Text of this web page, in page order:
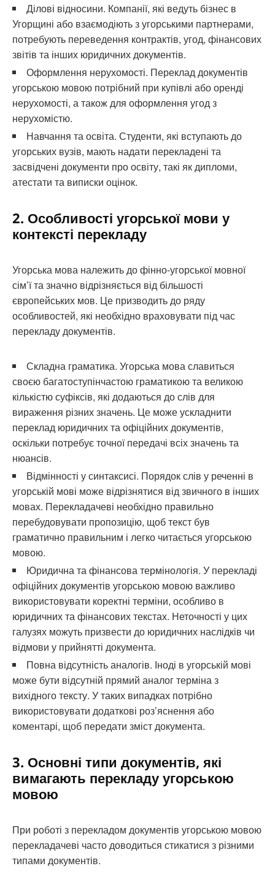
Ділові відносини. Компанії, які ведуть бізнес в
Угорщині або взаємодіють з угорськими партнерами,
потребують переведення контрактів, угод, фінансових
звітів та інших юридичних документів.
Оформлення нерухомості. Переклад документів
угорською мовою потрібний при купівлі або оренді
нерухомості, а також для оформлення угод з
нерухомістю.
Навчання та освіта. Студенти, які вступають до
угорських вузів, мають надати перекладені та
засвідчені документи про освіту, такі як дипломи,
атестати та виписки оцінок.
2. Особливості угорської мови у
контексті перекладу
Угорська мова належить до фінно-угорської мовної
сім’ї та значно відрізняється від більшості
європейських мов. Це призводить до ряду
особливостей, які необхідно враховувати під час
перекладу документів.
Складна граматика. Угорська мова славиться
своєю багатоступінчастою граматикою та великою
кількістю суфіксів, які додаються до слів для
вираження різних значень. Це може ускладнити
переклад юридичних та офіційних документів,
оскільки потребує точної передачі всіх значень та
нюансів.
Відмінності у синтаксисі. Порядок слів у реченні в
угорській мові може відрізнятися від звичного в інших
мовах. Перекладачеві необхідно правильно
перебудовувати пропозицію, щоб текст був
граматично правильним і легко читається угорською
мовою.
Юридична та фінансова термінологія. У перекладі
офіційних документів угорською мовою важливо
використовувати коректні терміни, особливо в
юридичних та фінансових текстах. Неточності у цих
галузях можуть призвести до юридичних наслідків чи
відмови у прийнятті документа.
Повна відсутність аналогів. Іноді в угорській мові
може бути відсутній прямий аналог терміна з
вихідного тексту. У таких випадках потрібно
використовувати додаткові роз’яснення або
коментарі, щоб передати зміст документа.
3. Основні типи документів, які
вимагають перекладу угорською
мовою
При роботі з перекладом документів угорською мовою
перекладачеві часто доводиться стикатися з різними
типами документів.